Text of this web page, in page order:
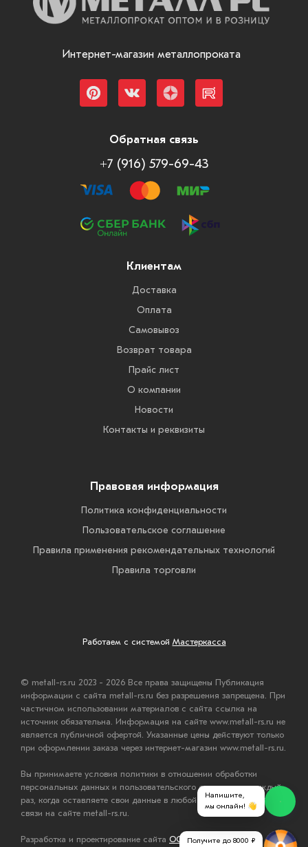
Интернет-магазин металлопроката
Обратная связь
+7 (916) 579-69-43
Клиентам
Доставка
Оплата
Самовывоз
Возврат товара
Прайс лист
О компании
Новости
Контакты и реквизиты
Правовая информация
Политика конфиденциальности
Пользовательское соглашение
Правила применения рекомендательных технологий
Правила торговли
Работаем с системой Мастеркасса
© metall-rs.ru 2023 - 2026 Все права защищены Публикация
информации с сайта metall-rs.ru без разрешения запрещена. При
частичном использовании материалов с сайта ссылка на
источник обязательна. Информация на сайте www.metall-rs.ru не
является публичной офертой. Указанные цены действуют только
при оформлении заказа через интернет-магазин www.metall-rs.ru.
Вы принимаете условия политики в отношении обработки
персональных данных и пользовательского соглашения каждый
раз, когда оставляете свои данные в любой форме обратной
связи на сайте metall-rs.ru.
Разработка и проектирование сайта ООО "Мастервеб"
Напишите,
мы онлайн! 👋
Получите до 8000 ₽